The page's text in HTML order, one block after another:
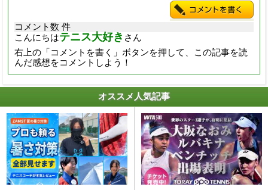
コメント数 件
こんにちはテニス大好き さん
右上の「コメントを書く」ボタンを押して、この記事を読
んだ感想をコメントしよう！
オススメ人気記事